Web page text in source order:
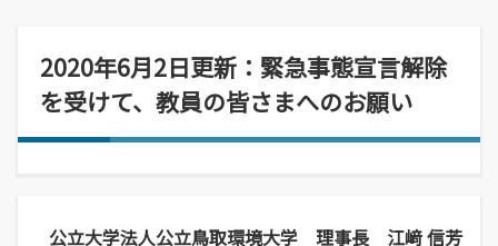
公募情報
施設・学外拠点
環境問題･環境教育への取り組み
公立鳥取環境大学の研究・附属機関のご
紹介です。
公立鳥取環境大学の地域連携の取り組み
経営学部
経営学科
企業や地域で活躍できる人材を育成
進学説明会【高校教員対象】
入学を決めた理由(先輩の声)
通学等
学校学生生徒旅客運賃割引証(学割証)
保険について
委員会、クラブ・サークル活動
各団体の活動を紹介します。
就職活動について
学内企業説明会の申し込み
訪問者別
高校教員
2020年6月2日更新：緊急事態宣言解除
を受けて、教員の皆さまへのお願い
公立大学法人公立鳥取環境大学 理事長 江﨑 信芳